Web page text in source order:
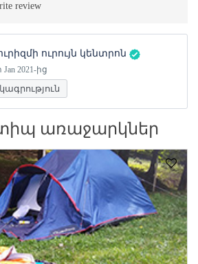
review
ուրույն կենտրոն
2021-ից
առաջարկներ